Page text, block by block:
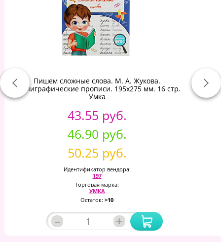
Пишем сложные слова. М. А. Жукова.
Каллиграфические прописи. 195х275 мм. 16 стр.
Умка
43.55 руб.
46.90 руб.
50.25 руб.
Идентификатор вендора:
197
Торговая марка:
УМКА
Остаток: >10
– +